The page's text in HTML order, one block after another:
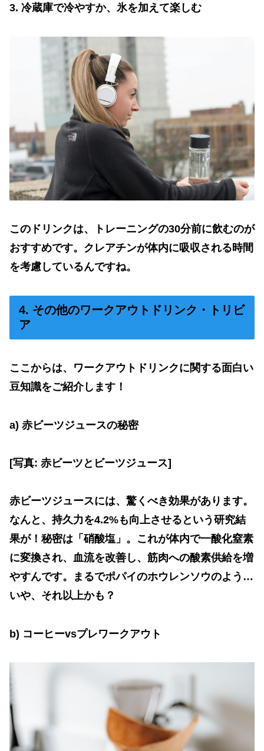
3. 冷蔵庫で冷やすか、氷を加えて楽しむ
このドリンクは、トレーニングの30分前に飲むのが
おすすめです。クレアチンが体内に吸収される時間
を考慮しているんですね。
4. その他のワークアウトドリンク・トリビ
ア
ここからは、ワークアウトドリンクに関する面白い
豆知識をご紹介します！
a) 赤ビーツジュースの秘密
[写真: 赤ビーツとビーツジュース]
赤ビーツジュースには、驚くべき効果があります。
なんと、持久力を4.2%も向上させるという研究結
果が！秘密は「硝酸塩」。これが体内で一酸化窒素
に変換され、血流を改善し、筋肉への酸素供給を増
やすんです。まるでポパイのホウレンソウのよう …
いや、それ以上かも？
b) コーヒーvsプレワークアウト